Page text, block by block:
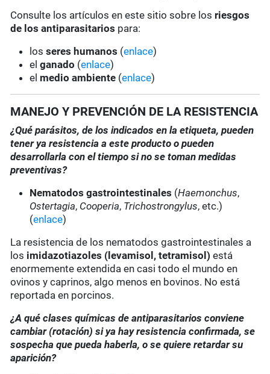
Consulte los artículos en este sitio sobre los riesgos
de los antiparasitarios para:
losseres humanos (enlace)
elganado (enlace)
el medio ambiente (enlace)
MANEJO Y PREVENCIÓN DE LA RESISTENCIA
¿Qué parásitos, de los indicados en la etiqueta, pueden
tener ya resistencia a este producto o pueden
desarrollarla con el tiempo si no se toman medidas
preventivas?
Nematodos gastrointestinales (Haemonchus,
Ostertagia, Cooperia, Trichostrongylus, etc.)
(enlace)
La resistencia de los nematodos gastrointestinales a
los imidazotiazoles (levamisol, tetramisol) está
enormemente extendida en casi todo el mundo en
ovinos y caprinos, algo menos en bovinos. No está
reportada en porcinos.
¿A qué clases químicas de antiparasitarios conviene
cambiar (rotación) si ya hay resistencia confirmada, se
sospecha que pueda haberla, o se quiere retardar su
aparición?